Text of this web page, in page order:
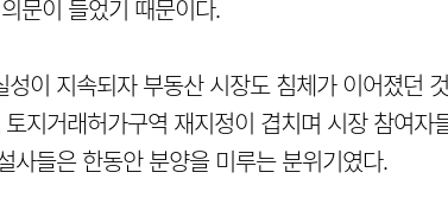
문이 들었기 때문이다.
성이 지속되자 부동산 시장도 침체가 이어졌던
지거래허가구역 재지정이 겹치며 시장 참여자
사들은 한동안 분양을 미루는 분위기였다.